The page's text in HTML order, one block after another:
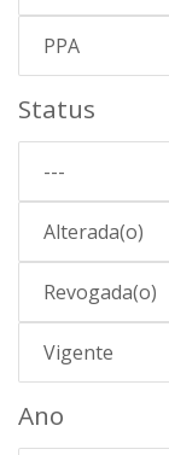
PPA
Status
---
Alterada(o)
Revogada(o)
Vigente
Ano